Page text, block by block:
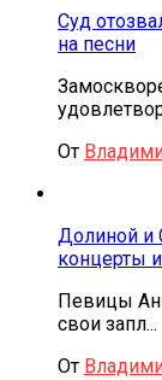
Суд
на песни
От
Долиной и
концерты
Певицы
свои запл...
От